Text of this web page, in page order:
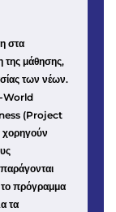
στα
της μάθησης,
των νέων.
World
(Project
το πρόγραμμα
τα